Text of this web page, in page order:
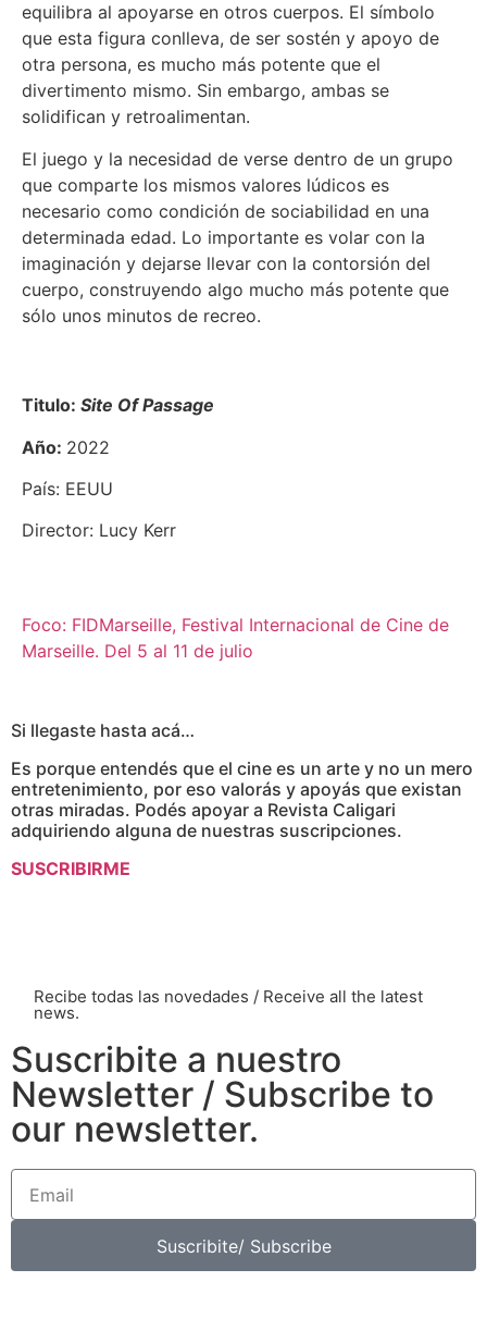
equilibra al apoyarse en otros cuerpos. El símbolo
que esta figura conlleva, de ser sostén y apoyo de
otra persona, es mucho más potente que el
divertimento mismo. Sin embargo, ambas se
solidifican y retroalimentan.
El juego y la necesidad de verse dentro de un grupo
que comparte los mismos valores lúdicos es
necesario como condición de sociabilidad en una
determinada edad. Lo importante es volar con la
imaginación y dejarse llevar con la contorsión del
cuerpo, construyendo algo mucho más potente que
sólo unos minutos de recreo.
Titulo: Site Of Passage
Año: 2022
País: EEUU
Director: Lucy Kerr
Foco: FIDMarseille, Festival Internacional de Cine de
Marseille. Del 5 al 11 de julio
Si llegaste hasta acá…
Es porque entendés que el cine es un arte y no un mero
entretenimiento, por eso valorás y apoyás que existan
otras miradas. Podés apoyar a Revista Caligari
adquiriendo alguna de nuestras suscripciones.
SUSCRIBIRME
Recibe todas las novedades / Receive all the latest
news.
Suscribite a nuestro
Newsletter / Subscribe to
our newsletter.
Suscribite/ Subscribe